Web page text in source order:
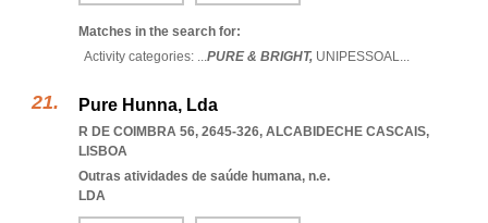
Matches in the search for:
Activity categories: ...PURE & BRIGHT, UNIPESSOAL...
Pure Hunna, Lda
R DE COIMBRA 56, 2645-326, ALCABIDECHE CASCAIS,
LISBOA
Outras atividades de saúde humana, n.e.
LDA